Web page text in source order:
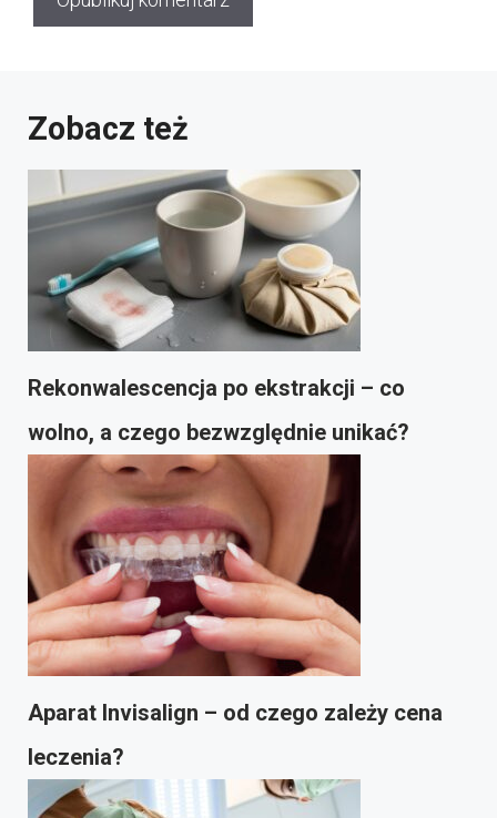
Zobacz też
Rekonwalescencja po ekstrakcji – co
wolno, a czego bezwzględnie unikać?
Aparat Invisalign – od czego zależy cena
leczenia?